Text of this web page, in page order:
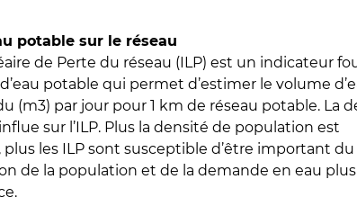
potable sur le réseau
de Perte du réseau (ILP) est un indicateur
d’eau potable qui permet d’estimer le volume
(m3) par jour pour 1 km de réseau potable. La
sur l’ILP. Plus la densité de population est
les ILP sont susceptible d’être important du
de la population et de la demande en eau